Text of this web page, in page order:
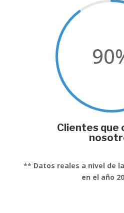
90
Clientes que
** Datos reales a nivel de
en el año